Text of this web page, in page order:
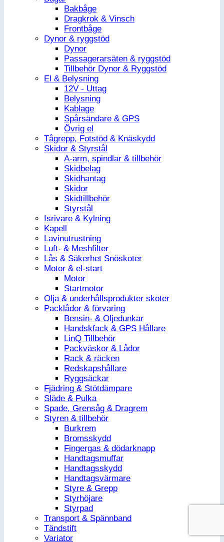
Bakbåge
Dragkrok & Vinsch
Frontbåge
Dynor & ryggstöd
Dynor
Passagerarsäten & ryggstöd
Tillbehör Dynor & Ryggstöd
El & Belysning
12V - Uttag
Belysning
Kablage
Spårsändare & GPS
Övrig el
Tågrepp, Fotstöd & Knäskydd
Skidor & Styrstål
A-arm, spindlar & tillbehör
Skidbelag
Skidhantag
Skidor
Skidtillbehör
Styrstål
Isrivare & Kylning
Kapell
Lavinutrustning
Luft- & Meshfilter
Lås & Säkerhet Snöskoter
Motor & el-start
Motor
Startmotor
Olja & underhållsprodukter skoter
Packlådor & förvaring
Bensin- & Oljedunkar
Handskfack & GPS Hållare
LinQ Tillbehör
Packväskor & Lådor
Rack & räcken
Redskapshållare
Ryggsäckar
Fjädring & Stötdämpare
Släde & Pulka
Spade, Grensåg & Dragrem
Styren & tillbehör
Burkrem
Bromsskydd
Fingergas & dödarknapp
Handtagsmuffar
Handtagsskydd
Handtagsvärmare
Styre & Grepp
Styrhöjare
Styrpad
Transport & Spännband
Tändstift
Variator